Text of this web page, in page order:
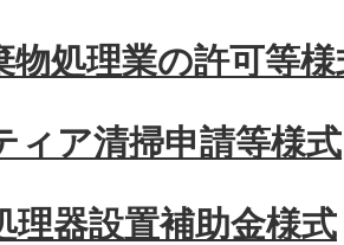
物処理業の許可等様
ィア清掃申請等様式
理器設置補助金様式